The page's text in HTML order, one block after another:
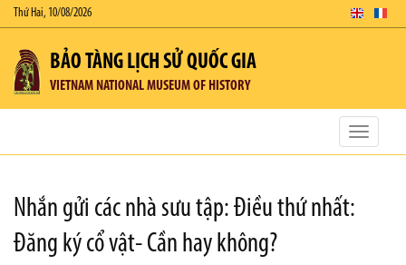
Thứ Hai, 10/08/2026
BẢO TÀNG LỊCH SỬ QUỐC GIA
VIETNAM NATIONAL MUSEUM OF HISTORY
Toggle
Nhắn gửi các nhà sưu tập: Điều thứ nhất:
Đăng ký cổ vật- Cần hay không?